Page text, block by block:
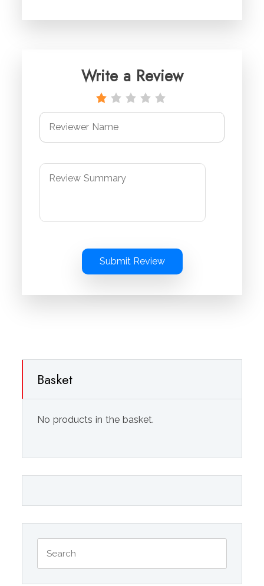
Write a Review
Submit Review
Basket
No products in the basket.